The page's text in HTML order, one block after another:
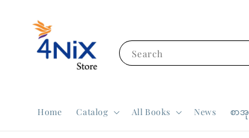
Search
Home Catalog All Books News စာ